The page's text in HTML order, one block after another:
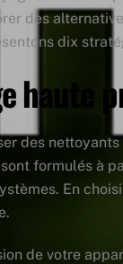
des
dix
des
formulés à
En
de votre